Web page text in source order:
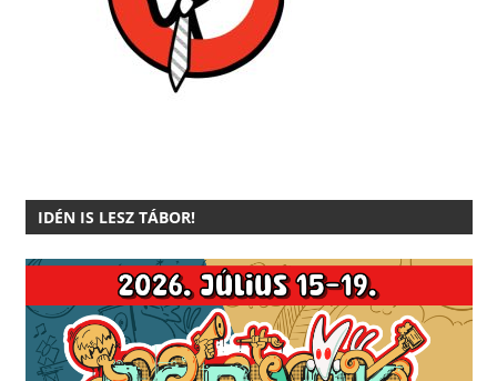
IDÉN IS LESZ TÁBOR!